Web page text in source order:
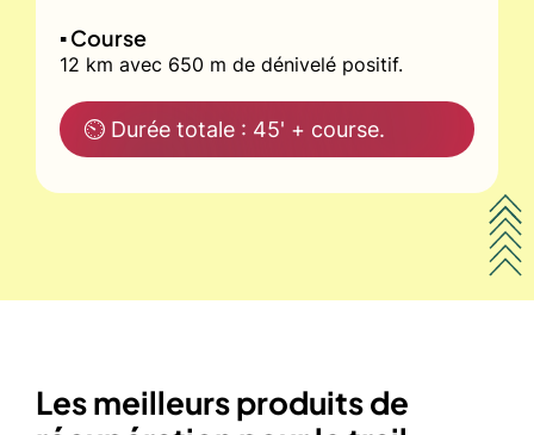
▪️ Course
12 km avec 650 m de dénivelé positif.
⏲ Durée totale : 45' + course.
Les meilleurs produits de